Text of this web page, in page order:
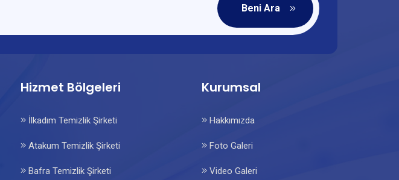
Beni Ara
Hizmet Bölgeleri
İlkadım Temizlik Şirketi
Atakum Temizlik Şirketi
Bafra Temizlik Şirketi
Kurumsal
Hakkımızda
Foto Galeri
Video Galeri